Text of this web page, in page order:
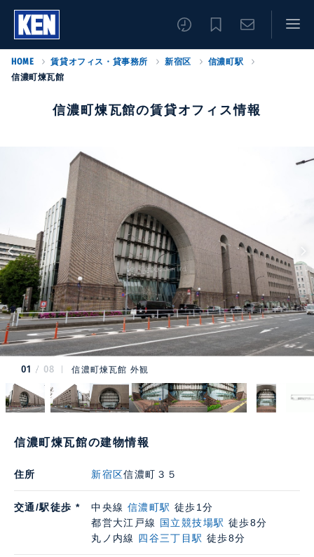
HOME 賃貸オフィス・貸事務所 新宿区
信濃町駅
信濃町煉瓦館
信濃町煉瓦館の賃貸オフィス情報
01 08 信濃町煉瓦館 外観
信濃町煉瓦館の建物情報
住所 新宿区信濃町３５
交通/駅徒歩 * 中央線 信濃町駅 徒歩1分
都営大江戸線 国立競技場駅 徒歩8分
丸ノ内線 四谷三丁目駅 徒歩8分